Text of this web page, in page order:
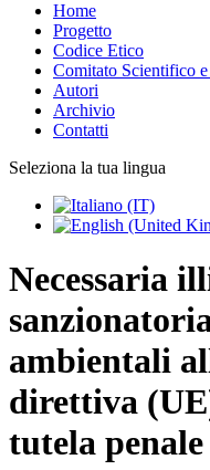
Home
Progetto
Codice Etico
Comitato Scientifico
Autori
Archivio
Contatti
Seleziona la tua lingua
Necessaria
ambientali
direttiva
tutela